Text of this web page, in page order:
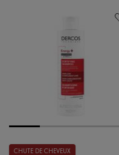
CHUTE DE CHEVEUX